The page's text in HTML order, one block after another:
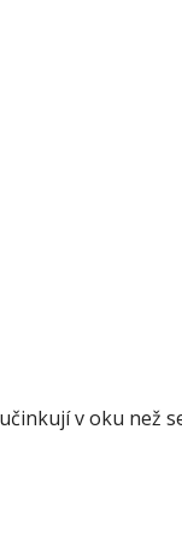
v oku než